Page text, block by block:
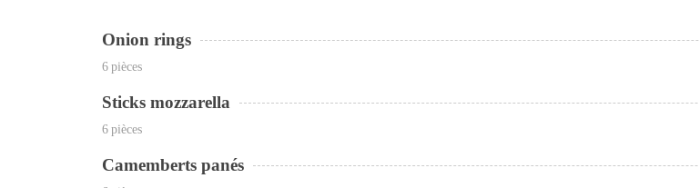
Onion rings
6 pièces
Sticks mozzarella
6 pièces
Camemberts panés